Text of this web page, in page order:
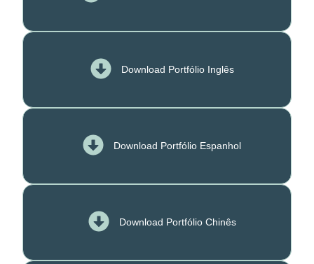
Download Portfólio Inglês
Download Portfólio Espanhol
Download Portfólio Chinês